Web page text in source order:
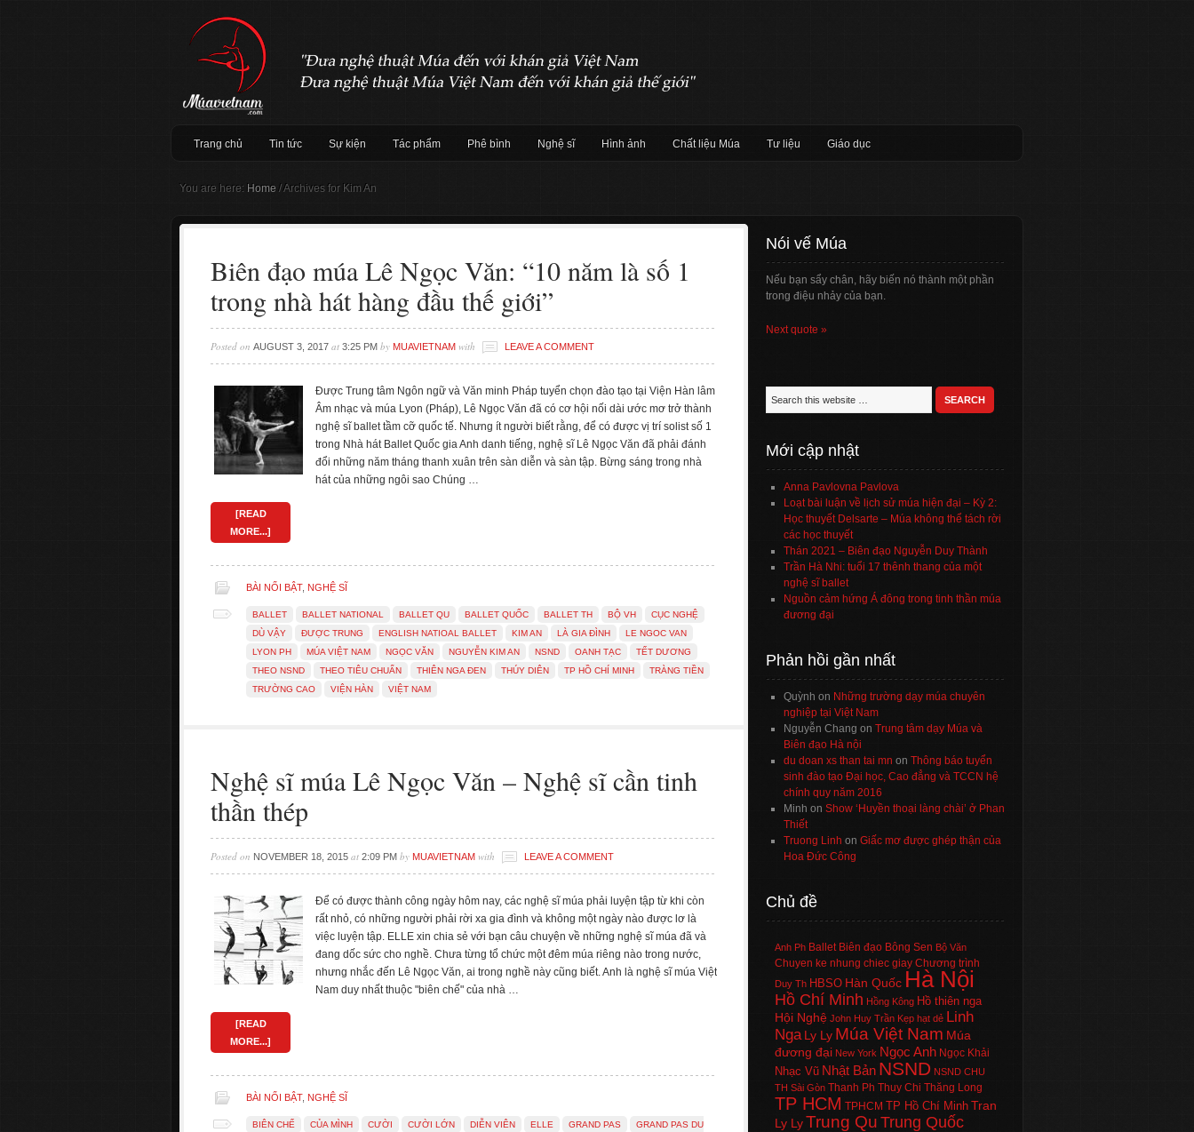
Trang chủ Tin tức Sự kiện Tác phẩm Phê bình Nghệ sĩ Hình ảnh Chất liệu Múa Tư liệu Giáo dục
You are here: Home /Archives for Kim An
Biên đạo múa Lê Ngọc Văn: “10 năm là số 1
trong nhà hát hàng đầu thế giới”
Posted on AUGUST 3, 2017 at 3:25 PM by MUAVIETNAM with LEAVE A COMMENT
Được Trung tâm Ngôn ngữ và Văn minh Pháp tuyển chọn đào tạo tại Viện Hàn lâm
Âm nhạc và múa Lyon (Pháp), Lê Ngọc Văn đã có cơ hội nối dài ước mơ trở thành
nghệ sĩ ballet tầm cỡ quốc tế. Nhưng ít người biết rằng, để có được vị trí solist số 1
trong Nhà hát Ballet Quốc gia Anh danh tiếng, nghệ sĩ Lê Ngọc Văn đã phải đánh
đổi những năm tháng thanh xuân trên sàn diễn và sàn tập. Bừng sáng trong nhà
hát của những ngôi sao Chúng …
[READ
MORE...]
BÀI NỔI BẬT, NGHỆ SĨ
BALLET BALLET NATIONAL BALLET QU BALLET QUỐC BALLET TH BỘ VH
CỤC NGHỆ
DÙ VẬY
ĐƯỢC TRUNG ENGLISH NATIOAL BALLET KIM AN LÀ GIA ĐÌNH
LE NGOC VAN
LYON PH
MÚA VIỆT NAM NGỌC VĂN NGUYỄN KIM AN NSND OANH TẠC
TẾT DƯƠNG
THEO NSND
THEO TIÊU CHUẨN THIÊN NGA ĐEN THÚY DIÊN TP HỒ CHÍ MINH
TRÀNG TIỀN
TRƯỜNG CAO
VIỆN HÀN VIỆT NAM
Nghệ sĩ múa Lê Ngọc Văn – Nghệ sĩ cần tinh
thần thép
Posted on NOVEMBER 18, 2015 at 2:09 PM by MUAVIETNAM with LEAVE A COMMENT
Để có được thành công ngày hôm nay, các nghệ sĩ múa phải luyện tập từ khi còn
rất nhỏ, có những người phải rời xa gia đình và không một ngày nào được lơ là
việc luyện tập. ELLE xin chia sẻ với bạn câu chuyện về những nghệ sĩ múa đã và
đang dốc sức cho nghề. Chưa từng tổ chức một đêm múa riêng nào trong nước,
nhưng nhắc đến Lê Ngọc Văn, ai trong nghề này cũng biết. Anh là nghệ sĩ múa Việt
Nam duy nhất thuộc "biên chế" của nhà …
[READ
MORE...]
BÀI NỔI BẬT, NGHỆ SĨ
BIÊN CHẾ CỦA MÌNH CƯỜI CƯỜI LỚN DIỄN VIÊN ELLE GRAND PAS
GRAND PAS DU
Nói vế Múa
Nếu bạn sẩy chân, hãy biến nó thành một phần
trong điệu nhảy của bạn.
Next quote »
Mới cập nhật
Anna Pavlovna Pavlova
Loạt bài luận về lịch sử múa hiện đại – Kỳ 2:
Học thuyết Delsarte – Múa không thể tách rời
các học thuyết
Thán 2021 – Biên đạo Nguyễn Duy Thành
Trần Hà Nhi: tuổi 17 thênh thang của một
nghệ sĩ ballet
Nguồn cảm hứng Á đông trong tinh thần múa
đương đại
Phản hồi gần nhất
Quỳnh on Những trường dạy múa chuyên
nghiệp tại Việt Nam
Nguyễn Chang on Trung tâm dạy Múa và
Biên đạo Hà nội
du doan xs than tai mn on Thông báo tuyển
sinh đào tạo Đại học, Cao đẳng và TCCN hệ
chính quy năm 2016
Minh on Show ‘Huyền thoại làng chài’ ở Phan
Thiết
Truong Linh on Giấc mơ được ghép thận của
Hoa Đức Công
Chủ đề
Anh Ph Ballet Biên đạo Bông Sen Bộ Văn
Chuyen ke nhung chiec giay Chương trình
Duy Th HBSO Hàn Quốc Hà Nội
Hồ Chí Minh Hồng Kông Hồ thiên nga
Hội Nghệ John Huy Trần Kẹp hạt dẻ Linh
Nga Ly Ly Múa Việt Nam Múa
đương đại New York Ngọc Anh Ngọc Khải
Nhạc Vũ Nhật Bản NSND NSND CHU
TH Sài Gòn Thanh Ph Thuy Chi Thăng Long
TP HCM TPHCM TP Hồ Chí Minh Tran
Ly LyTrung Qu Trung Quốc